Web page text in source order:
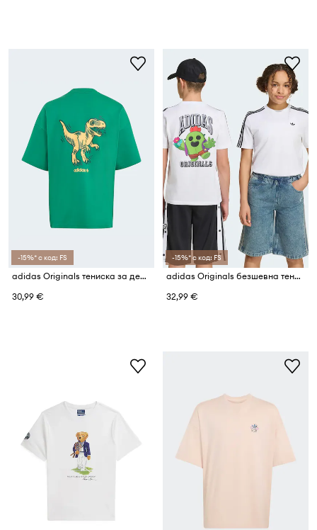
-15%* с код: FS
adidas Originals тениска за деца от памук
30,99 €
-15%* с код: FS
adidas Originals безшевна тениска за деца от памук
32,99 €